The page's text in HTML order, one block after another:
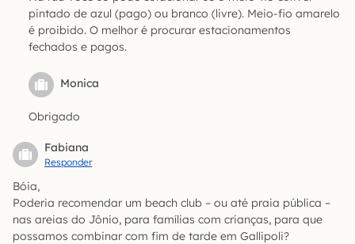
pintado de azul (pago) ou branco (livre). Meio-fio amarelo
é proibido. O melhor é procurar estacionamentos
fechados e pagos.
Monica
Obrigado
Fabiana
Responder
Bóia,
Poderia recomendar um beach club – ou até praia pública –
nas areias do Jônio, para famílias com crianças, para que
possamos combinar com fim de tarde em Gallipoli?